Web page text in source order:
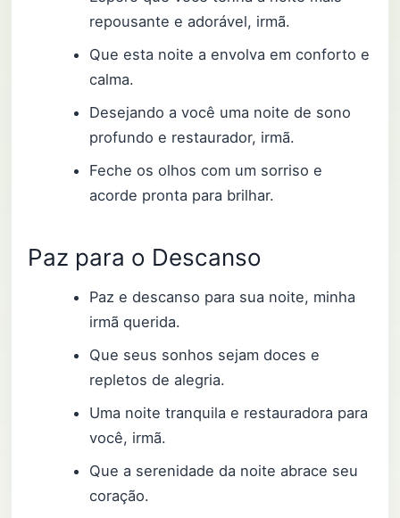
repousante e adorável, irmã.
Que esta noite a envolva em conforto e
calma.
Desejando a você uma noite de sono
profundo e restaurador, irmã.
Feche os olhos com um sorriso e
acorde pronta para brilhar.
Paz para o Descanso
Paz e descanso para sua noite, minha
irmã querida.
Que seus sonhos sejam doces e
repletos de alegria.
Uma noite tranquila e restauradora para
você, irmã.
Que a serenidade da noite abrace seu
coração.